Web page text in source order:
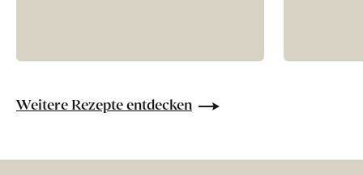
Weitere Rezepte entdecken